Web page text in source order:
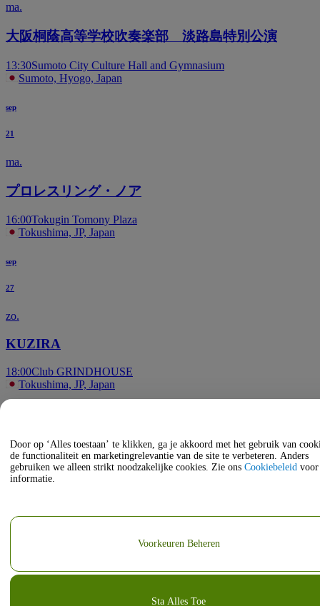
ma.
大阪桐蔭高等学校吹奏楽部 淡路島特別公演
13:30Sumoto City Culture Hall and Gymnasium
Sumoto, Hyogo, Japan
sep
21
ma.
プロレスリング・ノア
16:00Tokugin Tomony Plaza
Tokushima, JP, Japan
sep
27
zo.
KUZIRA
18:00Club GRINDHOUSE
Tokushima, JP, Japan
18
zo.
16:00
Door op ‘Alles toestaan’ te klikken, ga je akkoord met het gebruik van
de functionaliteit en marketingrelevantie van de site te verbeteren. Anders
gebruiken we alleen strikt noodzakelijke cookies. Zie ons Cookiebeleid voor
informatie.
Sta Alles Toe
Voorkeuren Beheren